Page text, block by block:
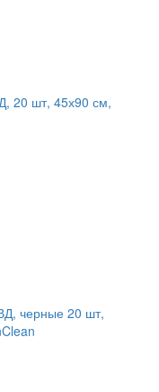
20 шт, 45х90 см,
черные 20 шт,